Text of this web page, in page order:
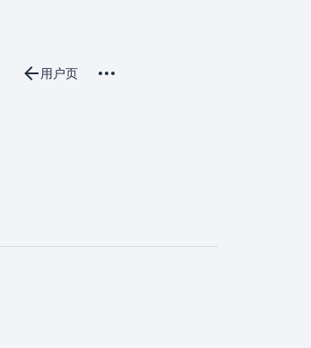
associated-pages
用户页
讨论